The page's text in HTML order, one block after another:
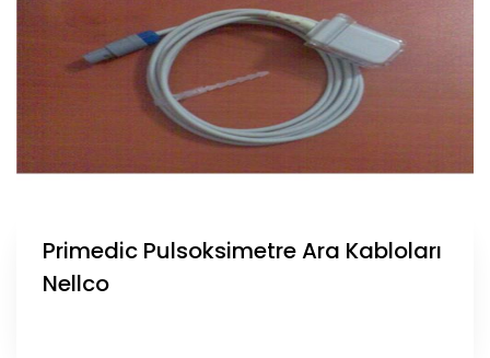
Primedic Pulsoksimetre Ara Kabloları
Nellco